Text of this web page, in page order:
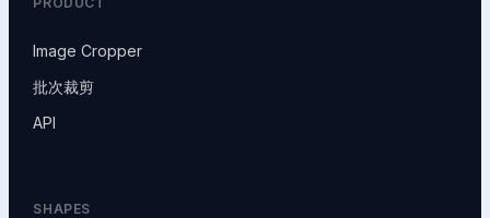
Image Cropper
批次裁剪
API
SHAPES